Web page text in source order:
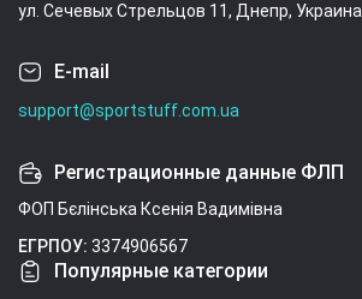
ул. Сечевых Стрельцов 11, Днепр, Украина
E-mail
support@sportstuff.com.ua
Регистрационные данные ФЛП
ФОП Бєлінська Ксенія Вадимівна
ЕГРПОУ: 3374906567
Популярные категории